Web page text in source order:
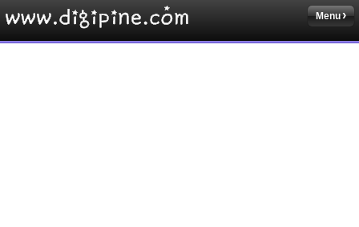
Menu
Sketchbook5, 스케치북5